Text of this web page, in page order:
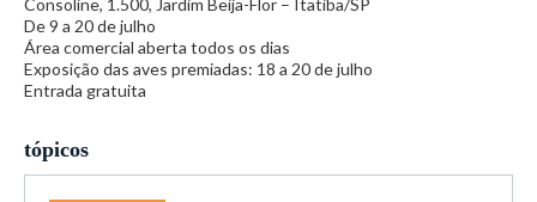
Consoline, 1.500, Jardim Beija-Flor – Itatiba/SP
De 9 a 20 de julho
Área comercial aberta todos os dias
Exposição das aves premiadas: 18 a 20 de julho
Entrada gratuita
tópicos